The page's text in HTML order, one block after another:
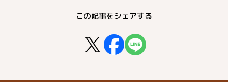
この記事をシェアする